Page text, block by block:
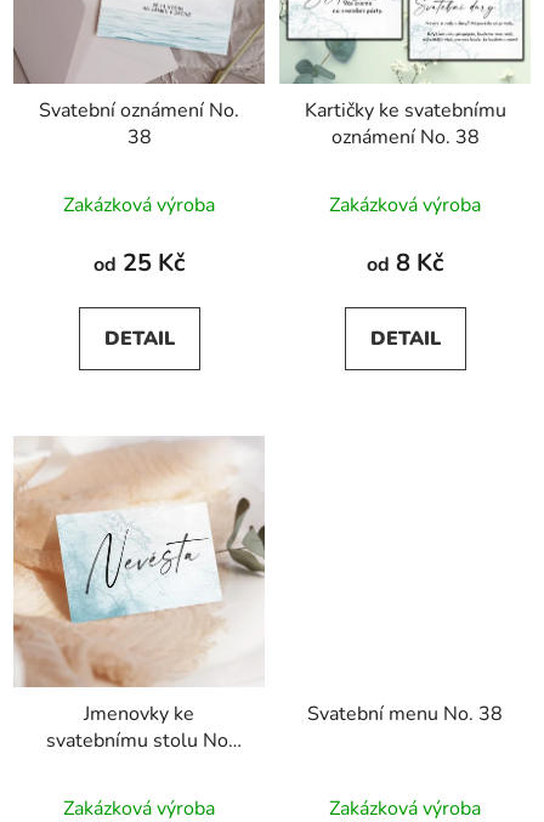
Svatební oznámení No.
38
hodnocení
produktu
5,0
z
Zakázková výroba
od 25 Kč
DETAIL
Kartičky ke svatebnímu
oznámení No. 38
Zakázková výroba
od 8 Kč
DETAIL
Jmenovky ke
svatebnímu stolu No.
Zakázková výroba
Svatební menu No. 38
Zakázková výroba